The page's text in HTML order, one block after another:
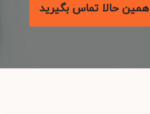
همین حالا تماس بگیرید